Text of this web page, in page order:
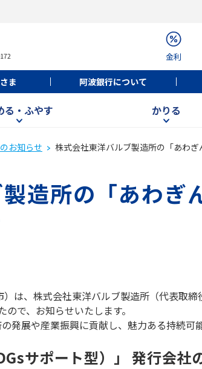
金利
ま 阿波銀行について
る・ふやす かりる
お知らせ 株式会社東洋バルブ製造所の「あわ
造所の「あわぎ
は、株式会社東洋バルブ製造所（代表取
ので、お知らせいたします。
発展や産業振興に貢献し、魅力ある持続可
サポート型）」 発行会社